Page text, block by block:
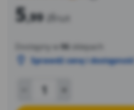
5,99 zł
Dostępny w 96 sklepach
Sprawdź cenę i dostępność